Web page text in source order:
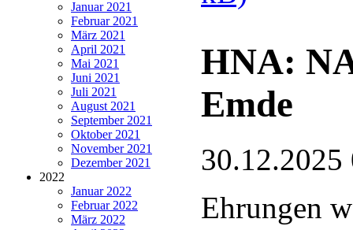
Januar 2021
Februar 2021
März 2021
April 2021
Mai 2021
Juni 2021
Juli 2021
August 2021
September 2021
Oktober 2021
November 2021
Dezember 2021
2022
Januar 2022
Februar 2022
März 2022
HNA:
Emde
30.12.2025
Ehrungen